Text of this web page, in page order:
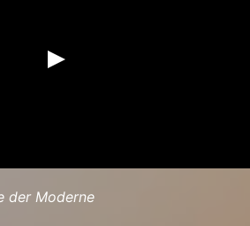
der Moderne